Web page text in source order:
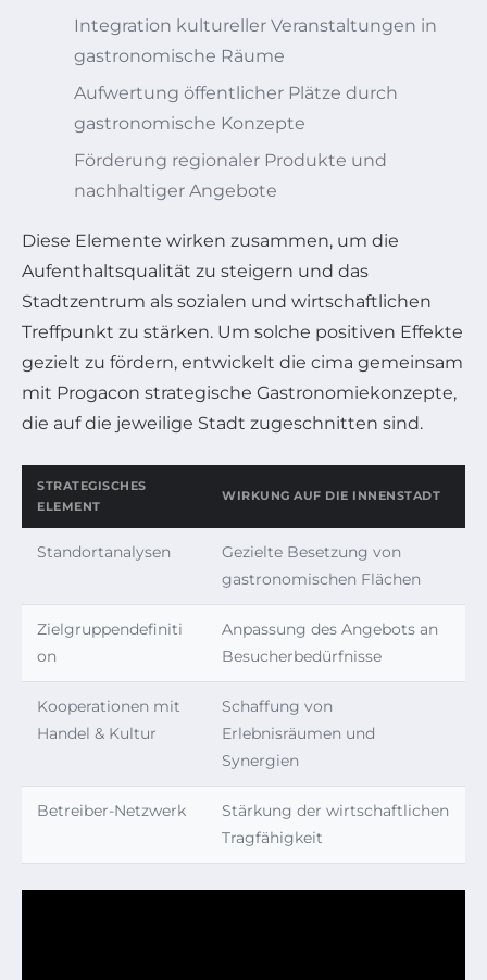
Integration kultureller Veranstaltungen in
gastronomische Räume
Aufwertung öffentlicher Plätze durch
gastronomische Konzepte
Förderung regionaler Produkte und
nachhaltiger Angebote
Diese Elemente wirken zusammen, um die
Aufenthaltsqualität zu steigern und das
Stadtzentrum als sozialen und wirtschaftlichen
Treffpunkt zu stärken. Um solche positiven Effekte
gezielt zu fördern, entwickelt die cima gemeinsam
mit Progacon strategische Gastronomiekonzepte,
die auf die jeweilige Stadt zugeschnitten sind.
STRATEGISCHES
ELEMENT
WIRKUNG AUF DIE INNENSTADT
Standortanalysen
Gezielte Besetzung von
gastronomischen Flächen
Zielgruppendefiniti
on
Anpassung des Angebots an
Besucherbedürfnisse
Kooperationen mit
Handel & Kultur
Schaffung von
Erlebnisräumen und
Synergien
Betreiber-Netzwerk
Stärkung der wirtschaftlichen
Tragfähigkeit